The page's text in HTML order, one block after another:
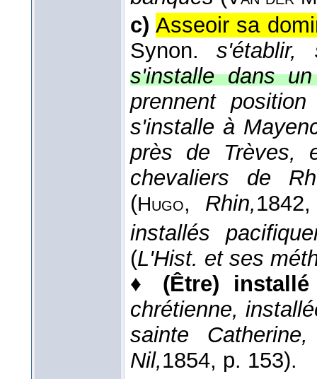
c) Asseoir sa
Synon.s'établir,
s'installe dans
prennent
s'installe à
près de Trèves,
chevaliers de
(Hugo, Rhin,1842
installés
(L'Hist. et ses
♦ (Être)
chrétienne,
sainte
Nil,1854, p. 153).